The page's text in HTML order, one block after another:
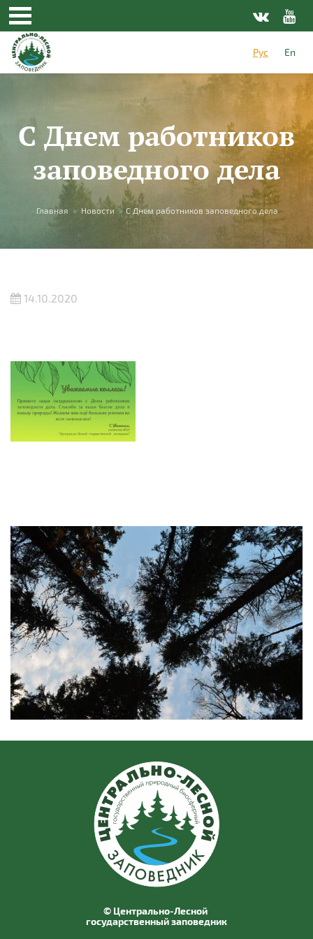
Перейти к основному содержанию
Рус
En
C Днем работников
заповедного дела
Вы здесь
Главная » Новости » C Днем работников заповедного дела
14.10.2020
© Центрально-Лесной
государственный заповедник